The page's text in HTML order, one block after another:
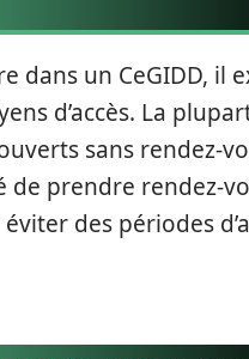
dans un CeGIDD, il
d’accès. La
sans rendez-
de prendre rendez-
éviter des périodes